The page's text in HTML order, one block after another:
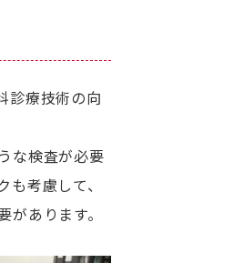
診療技術の向
な検査が必要
考慮して、
あります。